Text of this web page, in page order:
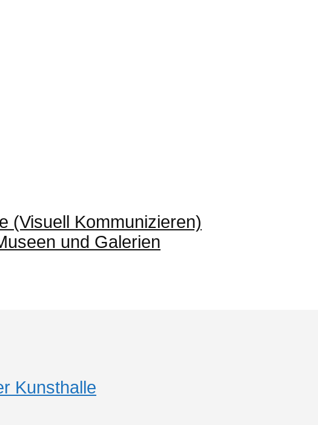
(Visuell Kommunizieren)
und Galerien
Kunsthalle